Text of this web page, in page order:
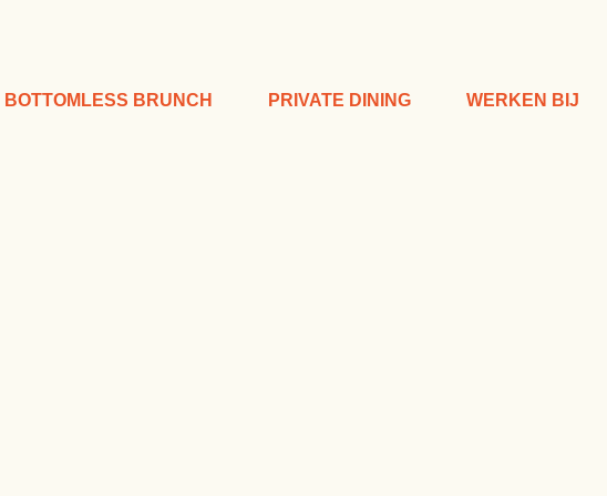
BOTTOMLESS BRUNCH PRIVATE DINING WERKEN BIJ